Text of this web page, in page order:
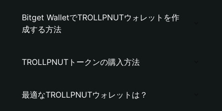
Bitget WalletでTROLLPNUTウォレットを作
成する方法
TROLLPNUTトークンの購入方法
最適なTROLLPNUTウォレットは？